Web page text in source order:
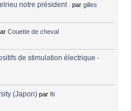
notre président . pargilles
Couette de cheval
de stimulation électrique -
(Japon) parfti